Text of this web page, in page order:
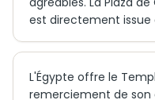
est directement issue
L'Égypte offre le
remerciement de son